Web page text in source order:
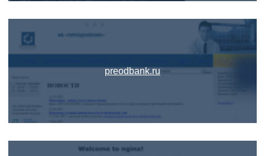
preodbank.ru